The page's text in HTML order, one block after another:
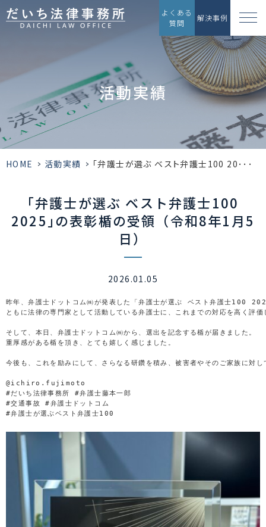
よくある
質問
解決事例
活動実績
HOME > 活動実績 > ｢弁護士が選ぶ ベスト弁護士100 20･･･
｢弁護士が選ぶ ベスト弁護士100
2025｣の表彰楯の受領（令和8年1月5
日）
2026.01.05
昨年、弁護士ドットコム㈱が発表した「弁護士が選ぶ ベスト弁護士100
ともに法律の専門家として活動している弁護士に、これまでの対応を高く評
そして、本日、弁護士ドットコム㈱から、選出を記念する楯が届きました。
重厚感がある楯を頂き、とても嬉しく感じました。
今後も、これを励みにして、さらなる研鑽を積み、被害者やそのご家族に対
@ichiro.fujimoto
#だいち法律事務所 #弁護士藤本一郎
#交通事故 #弁護士ドットコム
#弁護士が選ぶベスト弁護士100